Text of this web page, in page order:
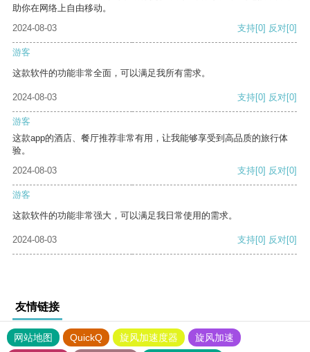
助你在网络上自由移动。
2024-08-03
支持[0] 反对[0]
游客
这款软件的功能非常全面，可以满足我所有需求。
2024-08-03 支持[0] 反对[0]
游客
这款app的酒店、餐厅推荐非常有用，让我能够享受到高品质的旅行体
验。
2024-08-03
支持[0] 反对[0]
游客
这款软件的功能非常强大，可以满足我日常使用的需求。
2024-08-03 支持[0] 反对[0]
友情链接
网站地图 QuickQ 旋风加速度器
旋风加速